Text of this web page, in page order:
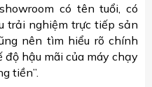
có tên tuổi, có
trải nghiệm trực tiếp sản
nên tìm hiểu rõ chính
hậu mãi của máy chạy
tiền”.